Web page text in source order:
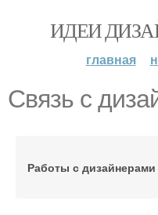
ИДЕИ
главная
Связь с
Работы с дизайнерами